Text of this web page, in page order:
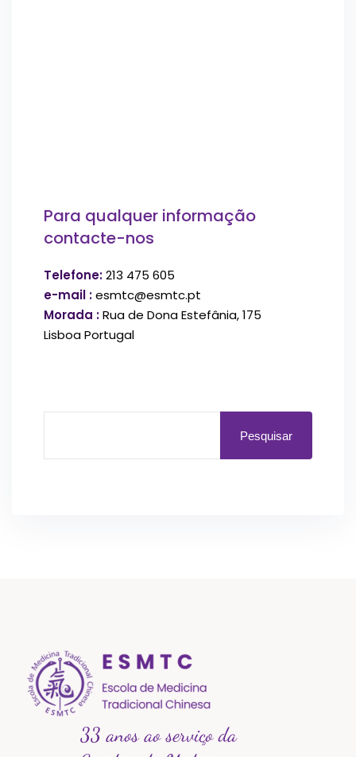
Para qualquer informação
contacte-nos
Telefone:213 475 605
e-mail :esmtc@esmtc.pt
Morada :Rua de Dona Estefânia, 175
Lisboa Portugal
Pesquisar
33 anos ao serviço da